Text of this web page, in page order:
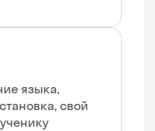
языка,
свой